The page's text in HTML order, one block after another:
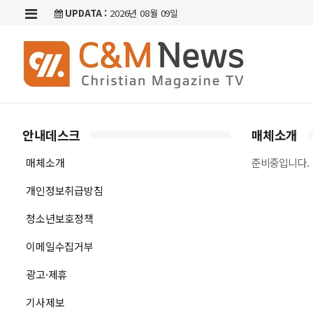
UPDATA : 2026년 08월 09일
안내데스크
매체소개
개인정보취급방침
청소년보호정책
이메일수집거부
광고·제휴
기사제보
매체소개
준비중입니다.